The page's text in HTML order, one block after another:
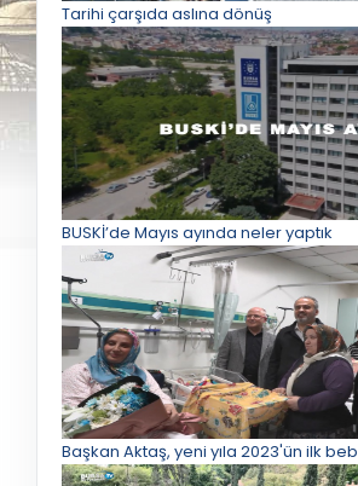
Tarihi çarşıda aslına dönüş
BUSKİ’de Mayıs ayında neler yaptık
Başkan Aktaş, yeni yıla 2023'ün ilk